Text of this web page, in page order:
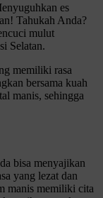
es
Tahukah Anda?
mulut
Selatan.
memiliki rasa
bersama kuah
manis, sehingga
bisa menyajikan
yang lezat dan
manis memiliki cita